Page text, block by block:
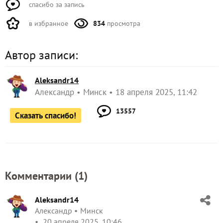
спасибо за запись
в избранное 834 просмотра
Автор записи:
Aleksandr14
Александр Минск 18 апреля 2025, 11:42
Сказать спасибо! 13557
Комментарии (1)
Aleksandr14
Александр
Минск